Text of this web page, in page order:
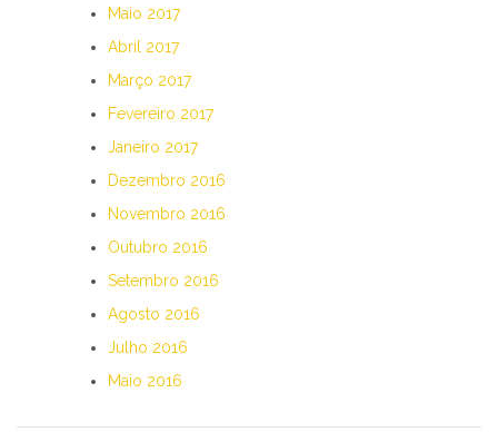
Maio 2017
Abril 2017
Março 2017
Fevereiro 2017
Janeiro 2017
Dezembro 2016
Novembro 2016
Outubro 2016
Setembro 2016
Agosto 2016
Julho 2016
Maio 2016